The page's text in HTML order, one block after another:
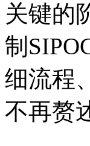
关键的
制
细流程
不再赘